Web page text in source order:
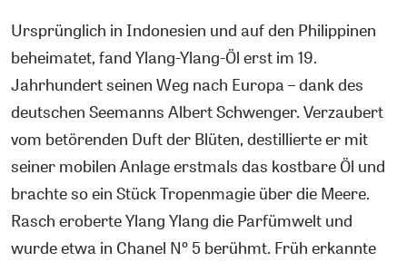
Ursprünglich in Indonesien und auf den Philippinen
beheimatet, fand Ylang-Ylang-Öl erst im 19.
Jahrhundert seinen Weg nach Europa – dank des
deutschen Seemanns Albert Schwenger. Verzaubert
vom betörenden Duft der Blüten, destillierte er mit
seiner mobilen Anlage erstmals das kostbare Öl und
brachte so ein Stück Tropenmagie über die Meere.
Rasch eroberte Ylang Ylang die Parfümwelt und
wurde etwa in Chanel Nº 5 berühmt. Früh erkannte